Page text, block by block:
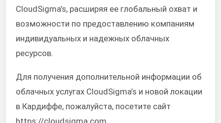
CloudSigma’s, расширяя ее глобальный охват и
возможности по предоставлению компаниям
индивидуальных и надежных облачных
ресурсов.
Для получения дополнительной информации об
облачных услугах CloudSigma’s и новой локации
в Кардиффе, пожалуйста, посетите сайт